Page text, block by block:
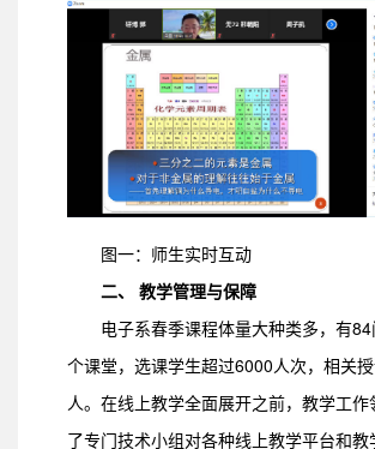
图一：师生实时互动
二、 教学管理与保障
电子系春季课程体量大种类多，有
个课堂，选课学生超过6000人次，相关
人。在线上教学全面展开之前，教学工作
了专门技术小组对各种线上教学平台和教